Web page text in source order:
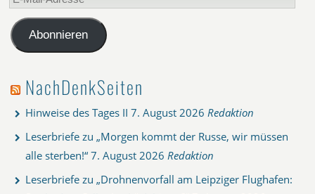
Mail-
AdresseAbonnieren
NachDenkSeiten
Hinweise des Tages II 7. August 2026 Redaktion
Leserbriefe zu „Morgen kommt der Russe, wir müssen
alle sterben!“ 7. August 2026 Redaktion
Leserbriefe zu „Drohnenvorfall am Leipziger Flughafen: